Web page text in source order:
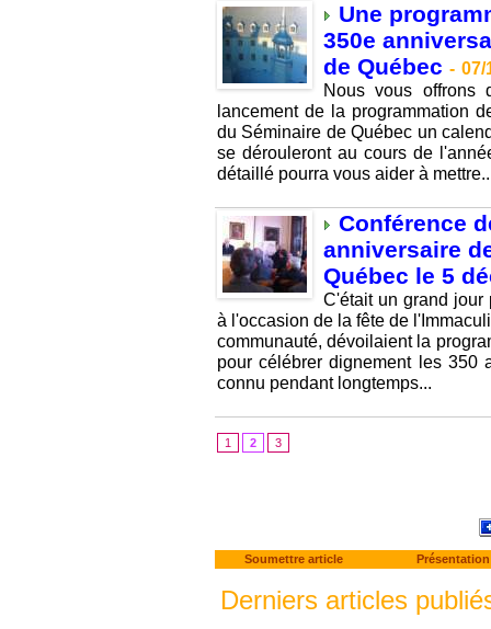
Une
350e
de Québec - 07/
Nous vous offrons
lancement de la programmation
du Séminaire de Québec un
se dérouleront au cours de
détaillé pourra vous aider à
Conférence
anniversaire
Québec le 5
C'était un grand jour
à l'occasion de la fête de
communauté, dévoilaient la
pour célébrer dignement les 350
connu pendant longtemps...
1 2 3
Soumettre article Présentation
Derniers articles